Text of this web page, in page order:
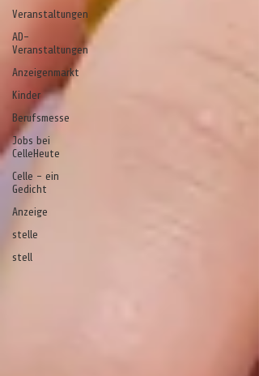
Veranstaltungen
AD-
Veranstaltungen
Anzeigenmarkt
Kinder
Berufsmesse
Jobs bei
CelleHeute
Celle - ein
Gedicht
Anzeige
stelle
stell